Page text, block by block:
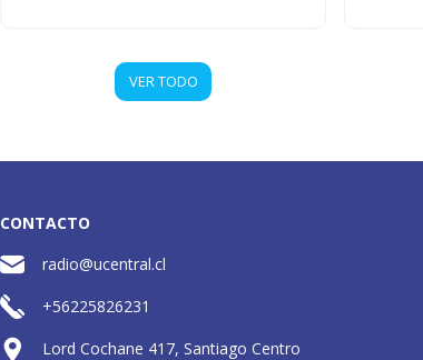
VER TODO
CONTACTO
radio@ucentral.cl
+56225826231
Lord Cochane 417, Santiago Centro